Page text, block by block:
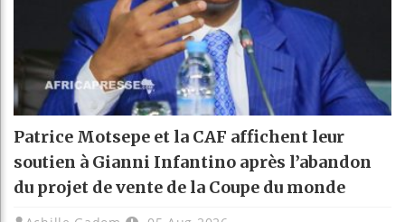
Patrice Motsepe et la CAF affichent leur
soutien à Gianni Infantino après l’abandon
du projet de vente de la Coupe du monde